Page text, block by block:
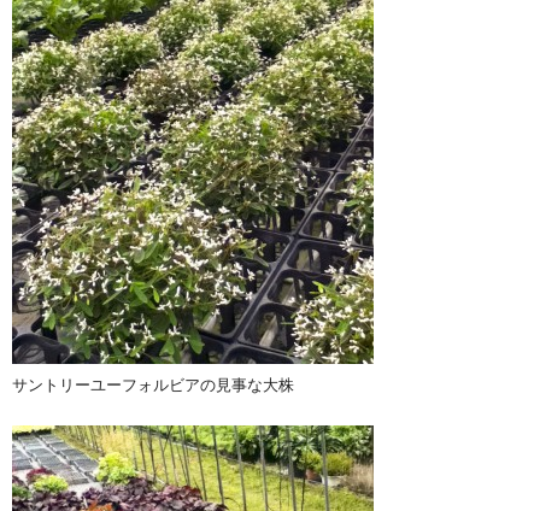
サントリーユーフォルビアの見事な大株